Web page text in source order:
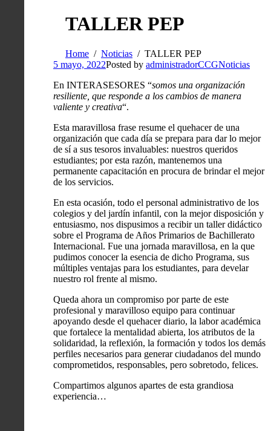
TALLER PEP
Home Noticias
TALLER PEP
5 mayo, 2022Posted by administradorCCGNoticias
En INTERASESORES “somos una organización
resiliente, que responde a los cambios de manera
valiente y creativa“.
Esta maravillosa frase resume el quehacer de una
organización que cada día se prepara para dar lo mejor
de sí a sus tesoros invaluables: nuestros queridos
estudiantes; por esta razón, mantenemos una
permanente capacitación en procura de brindar el mejor
de los servicios.
En esta ocasión, todo el personal administrativo de los
colegios y del jardín infantil, con la mejor disposición y
entusiasmo, nos dispusimos a recibir un taller didáctico
sobre el Programa de Años Primarios de Bachillerato
Internacional. Fue una jornada maravillosa, en la que
pudimos conocer la esencia de dicho Programa, sus
múltiples ventajas para los estudiantes, para develar
nuestro rol frente al mismo.
Queda ahora un compromiso por parte de este
profesional y maravilloso equipo para continuar
apoyando desde el quehacer diario, la labor académica
que fortalece la mentalidad abierta, los atributos de la
solidaridad, la reflexión, la formación y todos los demás
perfiles necesarios para generar ciudadanos del mundo
comprometidos, responsables, pero sobretodo, felices.
Compartimos algunos apartes de esta grandiosa
experiencia…